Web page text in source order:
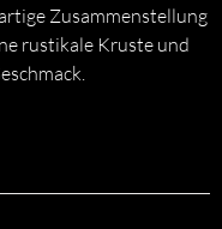
Zusammenstellung
rustikale Kruste und